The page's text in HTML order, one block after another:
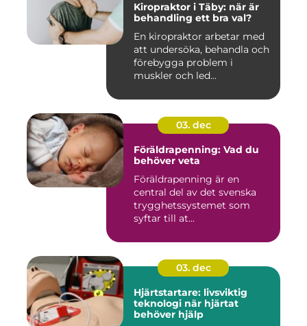
Kiropraktor i Täby: när är
behandling ett bra val?
En kiropraktor arbetar med
att undersöka, behandla och
förebygga problem i
muskler och led...
03. dec
Föräldrapenning: Vad du
behöver veta
Föräldrapenning är en
central del av det svenska
trygghetssystemet som
syftar till at...
03. dec
Hjärtstartare: livsviktig
teknologi när hjärtat
behöver hjälp